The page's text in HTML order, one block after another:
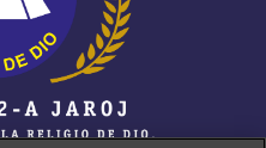
Silva